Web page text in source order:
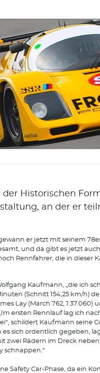
Historischen
an der er
er jetzt mit seinem
und da gibt es jetzt
Rennfahrer, die in dieser
Kaufmann, „die ich
(Schnitt 154,25 km/h)
Lay (March 762, 1:37.060)
ersten Rennlauf lag ich
schildert Kaufmann seine
es sich ordentlich gegeben,
zwei Rädern im Dreck neben
schnappen.“
Safety Car-Phase, da ein